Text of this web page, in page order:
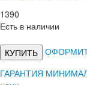
1390
Есть в наличии
КУПИТЬ
ГАРАНТИЯ